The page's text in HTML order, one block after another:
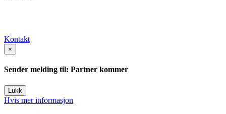
Kontakt
×
Sender melding til: Partner kommer
Lukk
Hvis mer informasjon